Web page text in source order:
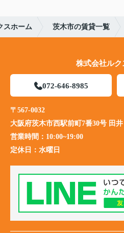
スホーム 茨木市の賃貸一覧
株式会社ルク
072-646-8985
〒567-0032
大阪府茨木市西駅前町7番30号 田
営業時間： 10:00~19:00
定休日： 水曜日